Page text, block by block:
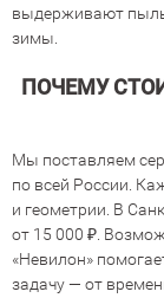
выдерживают
зимы.
ПОЧЕМУ
Мы поставляем
по всей России.
и геометрии. В
от 15 000 ₽.
«Невилон»
задачу — от